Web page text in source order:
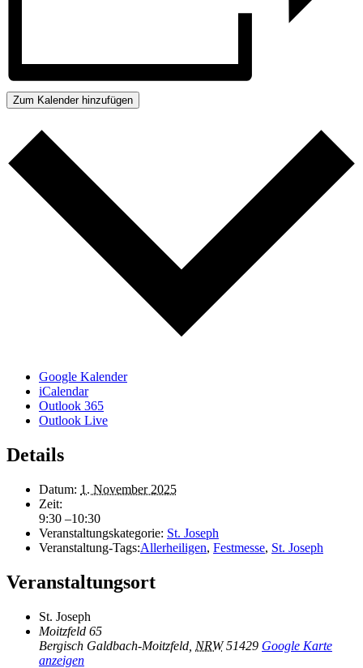
Zum Kalender hinzufügen
Google Kalender
iCalendar
Outlook 365
Outlook Live
Details
Datum: 1. November 2025
Zeit:
9:30 –10:30
Veranstaltungskategorie: St. Joseph
Veranstaltung-Tags:Allerheiligen, Festmesse, St. Joseph
Veranstaltungsort
St. Joseph
Moitzfeld 65
Bergisch Galdbach-Moitzfeld NRW 51429 Google Karte
anzeigen